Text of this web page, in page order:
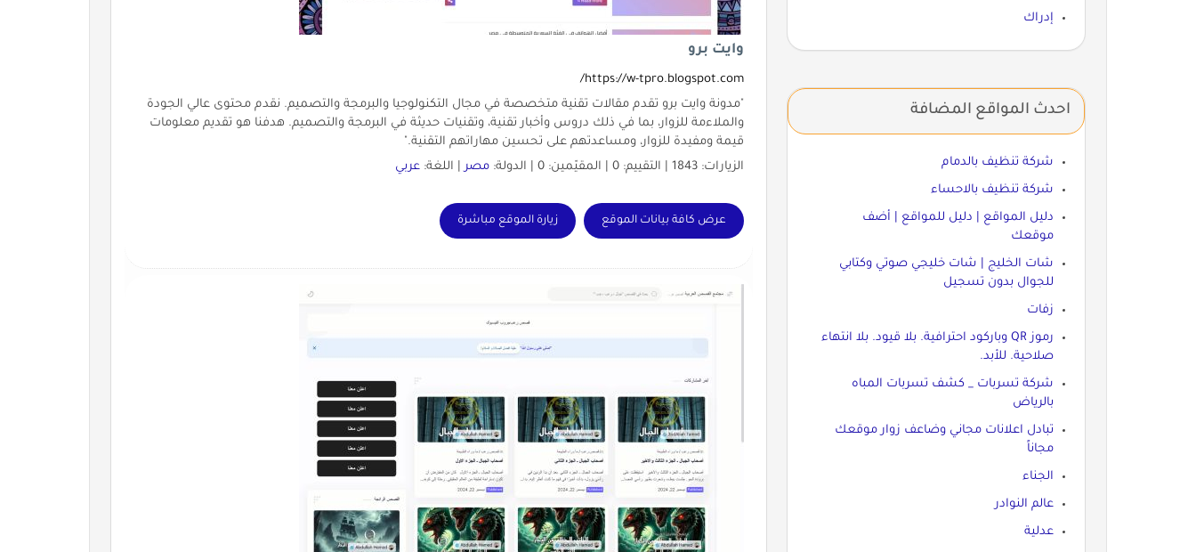
وايت برو
https://w-tpro.blogspot.com/
"مدونة وايت برو تقدم مقالات تقنية متخصصة في مجال التكنولوجيا والبرمجة والتصميم. نقدم محتوى عالي الجودة
والملاءمة للزوار، بما في ذلك دروس وأخبار تقنية، وتقنيات حديثة في البرمجة والتصميم. هدفنا هو تقديم معلومات
قيمة ومفيدة للزوار، ومساعدتهم على تحسين مهاراتهم التقنية."
الزيارات: 1843 | التقييم: 0 | المقيّمين: 0 | الدولة:
مصر | اللغة: عربي
عرض كافة بيانات الموقع زيارة الموقع مباشرة
إدراك
احدث المواقع المضافة
شركة تنظيف بالدمام
شركة تنظيف بالاحساء
دليل المواقع | دليل للمواقع | أضف
موقعك
شات الخليج | شات خليجي صوتي وكتابي
للجوال بدون تسجيل
زفات
رموز QR وباركود احترافية. بلا قيود. بلا انتهاء
صلاحية. للأبد.
شركة تسربات _ كشف تسربات المباه
بالرياض
تبادل اعلانات مجاني وضاعف زوار موقعك
مجاناً
الجناء
عالم النوادر
عدلية